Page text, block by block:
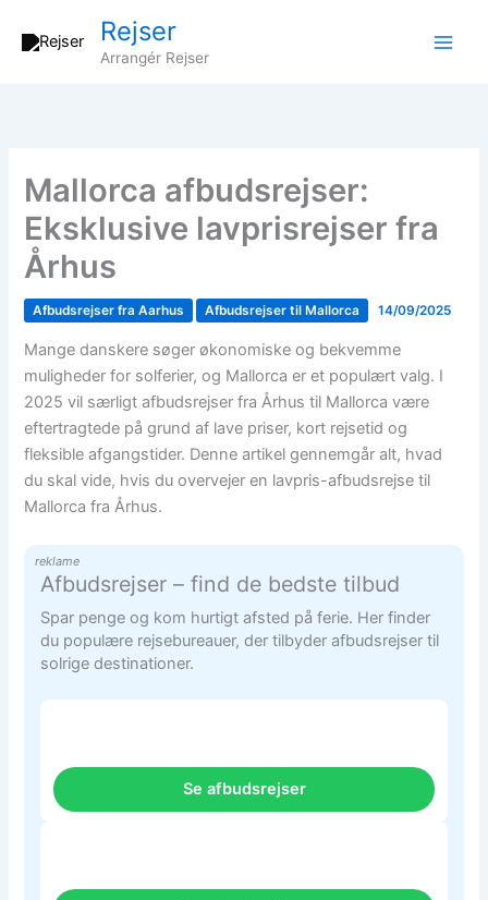
Rejser
Arrangér Rejser
Mallorca afbudsrejser:
Eksklusive lavprisrejser fra
Århus
Afbudsrejser fra Aarhus Afbudsrejser til Mallorca 14/09/2025
Mange danskere søger økonomiske og bekvemme
muligheder for solferier, og Mallorca er et populært valg. I
2025 vil særligt afbudsrejser fra Århus til Mallorca være
eftertragtede på grund af lave priser, kort rejsetid og
fleksible afgangstider. Denne artikel gennemgår alt, hvad
du skal vide, hvis du overvejer en lavpris-afbudsrejse til
Mallorca fra Århus.
reklame
Afbudsrejser – find de bedste tilbud
Spar penge og kom hurtigt afsted på ferie. Her finder
du populære rejsebureauer, der tilbyder afbudsrejser til
solrige destinationer.
Se afbudsrejser